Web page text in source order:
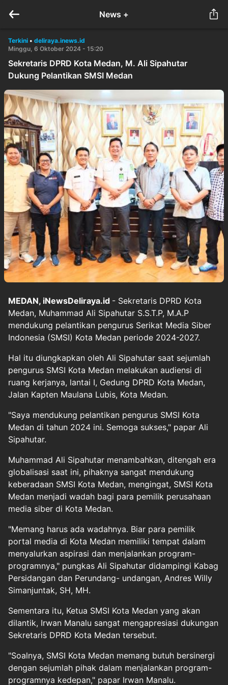
News +
Terkini • deliraya.inews.id
Minggu, 6 Oktober 2024 - 15:20
Sekretaris DPRD Kota Medan, M. Ali Sipahutar
Dukung Pelantikan SMSI Medan
MEDAN, iNewsDeliraya.id - Sekretaris DPRD Kota
Medan, Muhammad Ali Sipahutar S.S.T.P, M.A.P
mendukung pelantikan pengurus Serikat Media Siber
Indonesia (SMSI) Kota Medan periode 2024-2027.
Hal itu diungkapkan oleh Ali Sipahutar saat sejumlah
pengurus SMSI Kota Medan melakukan audiensi di
ruang kerjanya, lantai I, Gedung DPRD Kota Medan,
Jalan Kapten Maulana Lubis, Kota Medan.
"Saya mendukung pelantikan pengurus SMSI Kota
Medan di tahun 2024 ini. Semoga sukses," papar Ali
Sipahutar.
Muhammad Ali Sipahutar menambahkan, ditengah era
globalisasi saat ini, pihaknya sangat mendukung
keberadaan SMSI Kota Medan, mengingat, SMSI Kota
Medan menjadi wadah bagi para pemilik perusahaan
media siber di Kota Medan.
"Memang harus ada wadahnya. Biar para pemilik
portal media di Kota Medan memiliki tempat dalam
menyalurkan aspirasi dan menjalankan program-
programnya," pungkas Ali Sipahutar didampingi Kabag
Persidangan dan Perundang- undangan, Andres Willy
Simanjuntak, SH, MH.
Sementara itu, Ketua SMSI Kota Medan yang akan
dilantik, Irwan Manalu sangat mengapresiasi dukungan
Sekretaris DPRD Kota Medan tersebut.
"Soalnya, SMSI Kota Medan memang butuh bersinergi
dengan sejumlah pihak dalam menjalankan program-
programnya kedepan," papar Irwan Manalu.